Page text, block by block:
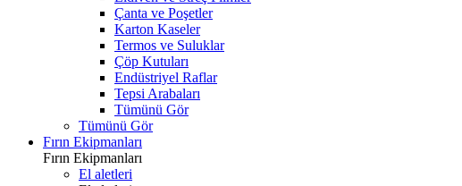
Çanta ve Poşetler
Karton Kaseler
Termos ve Suluklar
Çöp Kutuları
Endüstriyel Raflar
Tepsi Arabaları
Tümünü Gör
Tümünü Gör
Fırın Ekipmanları
Fırın Ekipmanları
El aletleri